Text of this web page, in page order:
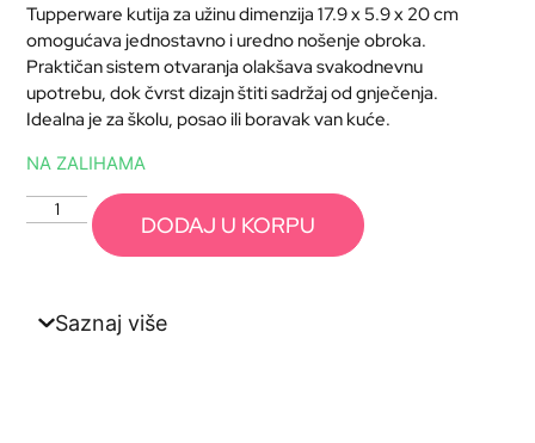
Tupperware kutija za užinu dimenzija 17.9 x 5.9 x 20 cm
omogućava jednostavno i uredno nošenje obroka.
Praktičan sistem otvaranja olakšava svakodnevnu
upotrebu, dok čvrst dizajn štiti sadržaj od gnječenja.
Idealna je za školu, posao ili boravak van kuće.
NA ZALIHAMA
DODAJ U KORPU
Saznaj više